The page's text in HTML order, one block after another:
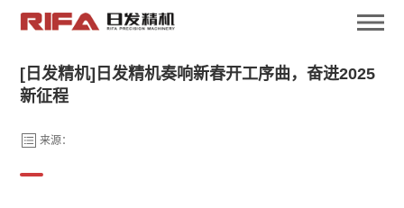
[日发精机]日发精机奏响新春开工序曲，奋进2025
新征程
来源：